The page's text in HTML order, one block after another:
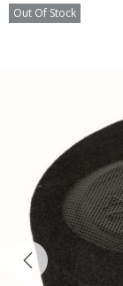
Out Of Stock